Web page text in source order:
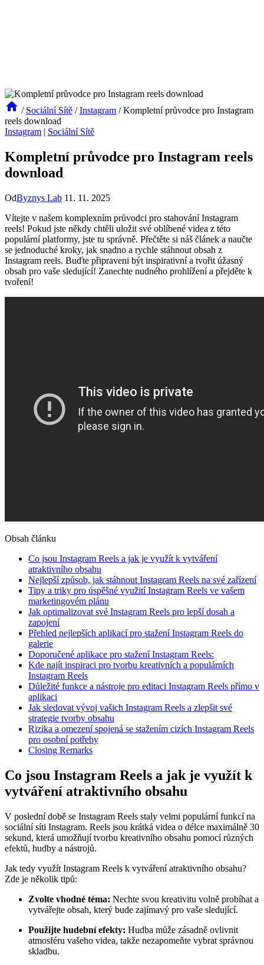
/ Sociální Sítě / Instagram / Kompletní průvodce pro Instagram
reels download
Instagram | Sociální Sítě
Kompletní průvodce pro Instagram reels
download
OdByznys Lab 11. 11. 2025
Vítejte v našem komplexním průvodci pro stahování Instagram
reels! Pokud jste někdy chtěli uložit své oblíbené videa z této
populární platformy, jste tu správně. Přečtěte si náš článek a naučte
se jednoduché kroky, jak snadno a rychle stáhnout obsah z
Instagram reels. Buďte připraveni být inspirativní a tvořit úžasný
obsah pro vaše sledující! Zanechte nudného prohlížení a přejděte k
tvoření!
Obsah článku
Co jsou Instagram Reels a jak je využít k vytváření
atraktivního obsahu
Nejlepší způsob, jak stáhnout Instagram Reels na své zařízení
Tipy a triky pro úspěšné využití Instagram Reels ve vašem
marketingovém plánu
Jak optimalizovat své Instagram Reels pro lepší dosah a
zapojení
Přehled nejlepších aplikací pro stažení Instagram Reels do
galerie
Doporučené aplikace pro stažení Instagram Reels:
Kde najít inspiraci pro tvorbu kreativních a populárních
Instagram Reels
Důležité funkce a nástroje pro editaci Instagram Reels přímo v
aplikaci
Jak sledovat vývoj vašich Instagram Reels a zlepšit své
strategie tvorby obsahu
Rizika a omezení spojená se stažením cizích Instagram Reels
pro osobní potřeby
Closing Remarks
Co jsou Instagram Reels a jak je využít k
vytváření atraktivního obsahu
V poslední době se Instagram Reels staly velmi populární funkcí na
sociální síti Instagram. Reels jsou krátká videa o délce maximálně 30
sekund, která umožňují tvorbu kreativního obsahu pomocí různých
efektů, hudby a nástrojů.
Jak tedy využít Instagram Reels k vytváření atraktivního obsahu?
Zde je několik tipů:
Zvolte vhodné téma: Nechte svou kreativitu volně probíhat a
vytvářejte obsah, který bude zajímavý pro vaše sledující.
Použijte hudební efekty: Hudba může zásadně ovlivnit
atmosféru vašeho videa, takže nezapomeňte vybrat správnou
skladbu.